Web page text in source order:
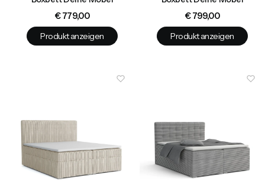
Preis
€ 779,00
Produkt anzeigen
Preis
€ 799,00
Produkt anzeigen